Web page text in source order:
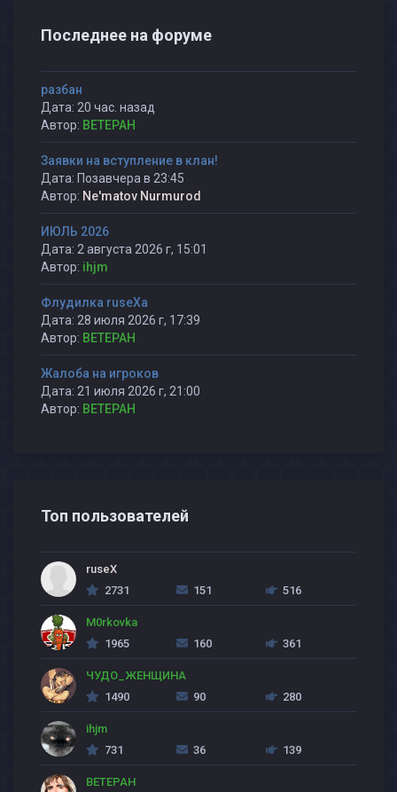
Последнее на форуме
разбан
Дата: 20 час. назад
Автор: BETEPAH
Заявки на вступление в клан!
Дата: Позавчера в 23:45
Автор: Ne'matov Nurmurod
ИЮЛЬ 2026
Дата: 2 августа 2026 г, 15:01
Автор: ihjm
Флудилка ruseXа
Дата: 28 июля 2026 г, 17:39
Автор: BETEPAH
Жалоба на игроков
Дата: 21 июля 2026 г, 21:00
Автор: BETEPAH
Топ пользователей
ruseX
2731
151 516
M0rkovka
1965
160 361
ЧУДО_ЖЕНЩИНА
1490
90 280
ihjm
731
36 139
BETEPAH